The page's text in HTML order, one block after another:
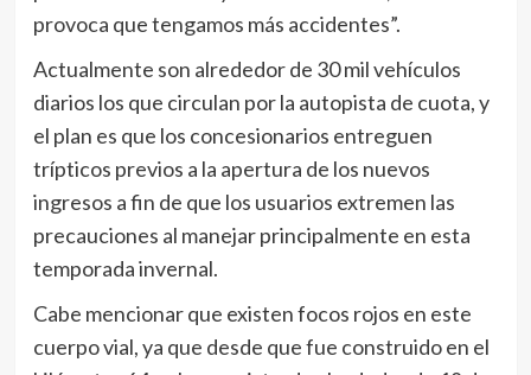
provoca que tengamos más accidentes”.
Actualmente son alrededor de 30 mil vehículos
diarios los que circulan por la autopista de cuota, y
el plan es que los concesionarios entreguen
trípticos previos a la apertura de los nuevos
ingresos a fin de que los usuarios extremen las
precauciones al manejar principalmente en esta
temporada invernal.
Cabe mencionar que existen focos rojos en este
cuerpo vial, ya que desde que fue construido en el